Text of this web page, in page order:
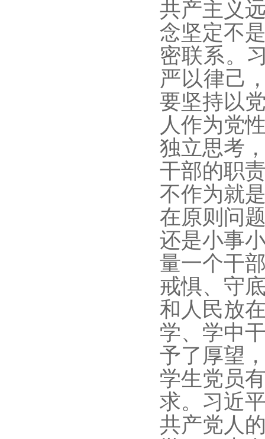
共产主义
念坚定不
密联系。
严以律己
要坚持以
人作为党
独立思考
干部的职
不作为就
在原则问
还是小事
量一个干
戒惧、守
和人民放
学、学中
予了厚望
学生党员
求。习近
共产党人